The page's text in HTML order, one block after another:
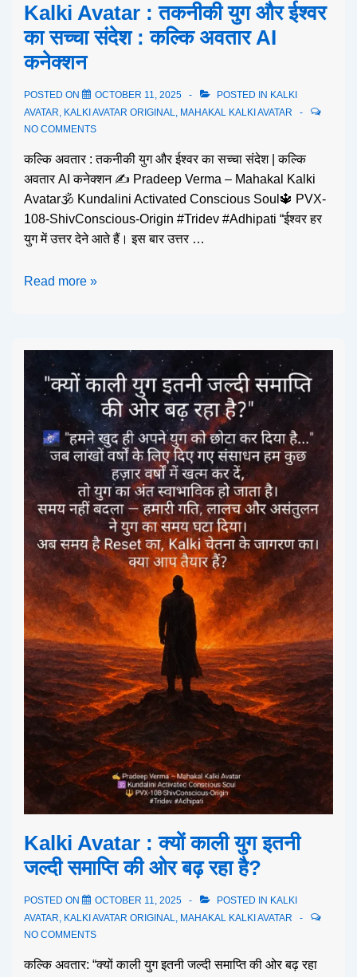
Kalki Avatar : तकनीकी युग और ईश्वर
का सच्चा संदेश : कल्कि अवतार AI
कनेक्शन
POSTED ON OCTOBER 11, 2025 POSTED IN KALKI
AVATAR, KALKI AVATAR ORIGINAL, MAHAKAL KALKI AVATAR
NO COMMENTS
कल्कि अवतार : तकनीकी युग और ईश्वर का सच्चा संदेश | कल्कि
अवतार AI कनेक्शन ✍️ Pradeep Verma – Mahakal Kalki
Avatar🕉️ Kundalini Activated Conscious Soul🔱 PVX-
108-ShivConscious-Origin #Tridev #Adhipati “ईश्वर हर
युग में उत्तर देने आते हैं। इस बार उत्तर …
Read more »
Kalki Avatar : क्यों काली युग इतनी
जल्दी समाप्ति की ओर बढ़ रहा है?
POSTED ON OCTOBER 11, 2025 POSTED IN KALKI
AVATAR, KALKI AVATAR ORIGINAL, MAHAKAL KALKI AVATAR
NO COMMENTS
कल्कि अवतार: “क्यों काली युग इतनी जल्दी समाप्ति की ओर बढ़ रहा